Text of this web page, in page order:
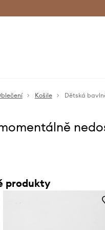
Doručení a
Košile Dětská
produkty